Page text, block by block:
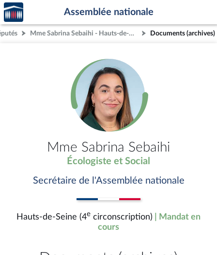
Aller au contenu
Aller en bas de la page
Accèder
à la
page
d'accueil
Assemblée nationale
Mme Sabrina Sebaihi - Hauts-de-Seine (4e circonscription) Documents (archives)
Mme Sabrina Sebaihi
Écologiste et Social
Secrétaire de l'Assemblée nationale
Hauts-de-Seine (4e circonscription)
| Mandat en
cours